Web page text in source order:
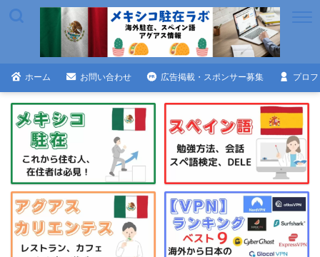
ホーム お問い合わせ 広告掲載・スポンサー募集 プロ